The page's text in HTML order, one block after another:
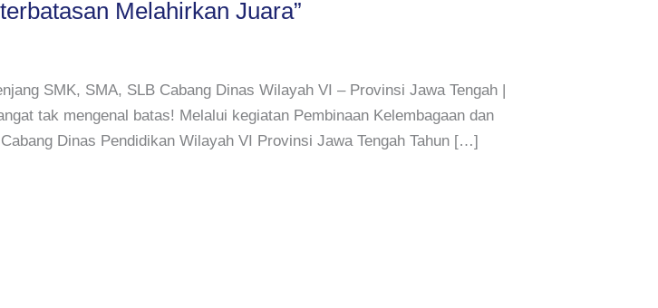
Melahirkan Juara”
SMK, SMA, SLB Cabang Dinas Wilayah VI – Provinsi Jawa Tengah |
tak mengenal batas! Melalui kegiatan Pembinaan Kelembagaan dan
Dinas Pendidikan Wilayah VI Provinsi Jawa Tengah Tahun […]